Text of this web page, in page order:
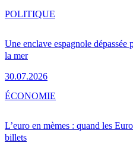
Une enclave espagnole
la mer
30.07.2026
POLITIQUE
L’euro en mèmes : quand les
billets
ÉCONOMIE